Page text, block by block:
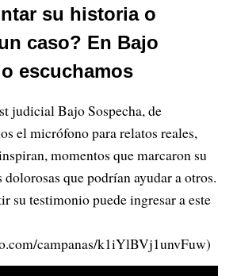
su historia o
caso? En Bajo
escuchamos
judicial Bajo Sospecha, de
el micrófono para relatos reales,
momentos que marcaron su
que podrían ayudar a otros.
su testimonio puede ingresar a este
campanas/k1iYlBVj1unvFuw)